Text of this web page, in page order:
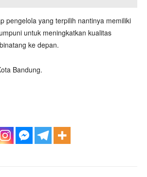
pengelola yang terpilih nantinya memiliki
untuk meningkatkan kualitas
ke depan.
Bandung.